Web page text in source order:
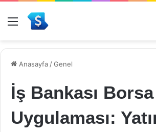
Menü
Anasayfa /Genel
İş Bankası
Uygulaması: